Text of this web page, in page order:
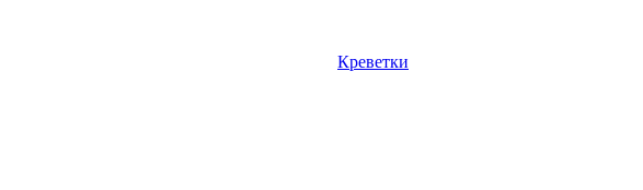
Креветки